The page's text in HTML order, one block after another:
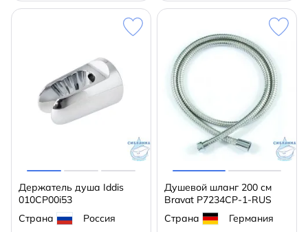
Держатель душа Iddis
010CP00i53
Страна
Россия
Душевой шланг 200 см
Bravat P7234CP-1-RUS
Страна
Германия